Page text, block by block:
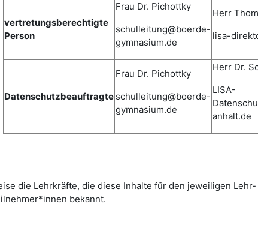
vertretungsberechtigte
Person
Frau Dr. Pichottky
schulleitung@boerde-
gymnasium.de
Herr
lisa-
Datenschutzbeauftragte
Frau Dr. Pichottky
schulleitung@boerde-
gymnasium.de
Herr Dr.
LISA-
anhalt.de
die Lehrkräfte, die diese Inhalte für den jeweiligen
bekannt.